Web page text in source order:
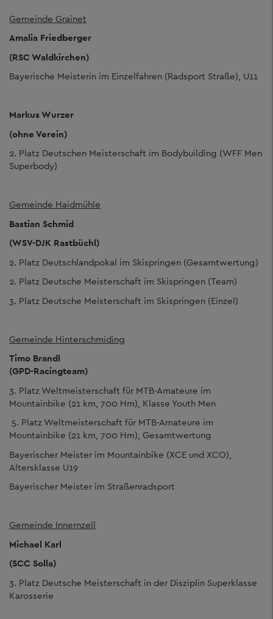
Gemeinde Grainet
Amalia Friedberger
(RSC Waldkirchen)
Bayerische Meisterin im Einzelfahren (Radsport Straße), U11
Markus Wurzer
(ohne Verein)
2. Platz Deutschen Meisterschaft im Bodybuilding (WFF Men
Superbody)
Gemeinde Haidmühle
Bastian Schmid
(WSV-DJK Rastbüchl)
2. Platz Deutschlandpokal im Skispringen (Gesamtwertung)
2. Platz Deutsche Meisterschaft im Skispringen (Team)
3. Platz Deutsche Meisterschaft im Skispringen (Einzel)
Gemeinde Hinterschmiding
Timo Brandl
(GPD-Racingteam)
3. Platz Weltmeisterschaft für MTB-Amateure im
Mountainbike (21 km, 700 Hm), Klasse Youth Men
5. Platz Weltmeisterschaft für MTB-Amateure im
Mountainbike (21 km, 700 Hm), Gesamtwertung
Bayerischer Meister im Mountainbike (XCE und XCO),
Altersklasse U19
Bayerischer Meister im Straßenradsport
Gemeinde Innernzell
Michael Karl
(SCC Solla)
3. Platz Deutsche Meisterschaft in der Disziplin Superklasse
Karosserie